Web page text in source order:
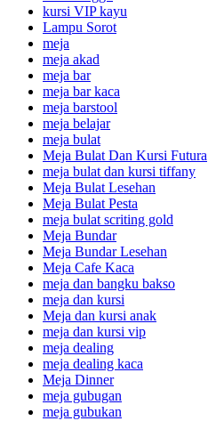
kursi VIP kayu
Lampu Sorot
meja
meja akad
meja bar
meja bar kaca
meja barstool
meja belajar
meja bulat
Meja Bulat Dan Kursi Futura
meja bulat dan kursi tiffany
Meja Bulat Lesehan
Meja Bulat Pesta
meja bulat scriting gold
Meja Bundar
Meja Bundar Lesehan
Meja Cafe Kaca
meja dan bangku bakso
meja dan kursi
Meja dan kursi anak
meja dan kursi vip
meja dealing
meja dealing kaca
Meja Dinner
meja gubugan
meja gubukan